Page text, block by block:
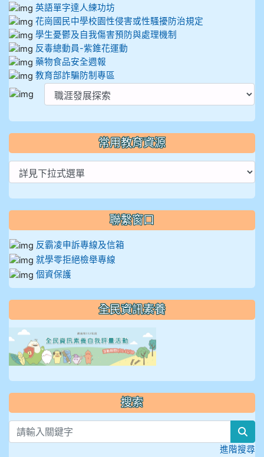
英語單字達人練功坊
花崗國民中學校園性侵害或性騷擾防治規定
學生憂鬱及自我傷害預防與處理機制
反毒總動員-紫錐花運動
藥物食品安全週報
教育部詐騙防制專區
常用教育資源
聯繫窗口
反霸凌申訴專線及信箱
就學零拒絕檢舉專線
個資保護
全民資訊素養
搜索
進階搜尋